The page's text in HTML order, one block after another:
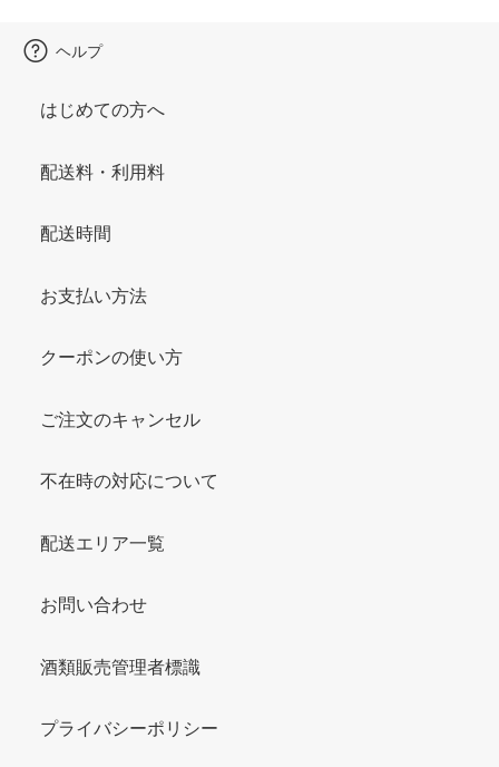
ヘルプ
はじめての方へ
配送料・利用料
配送時間
お支払い方法
クーポンの使い方
ご注文のキャンセル
不在時の対応について
配送エリア一覧
お問い合わせ
酒類販売管理者標識
プライバシーポリシー